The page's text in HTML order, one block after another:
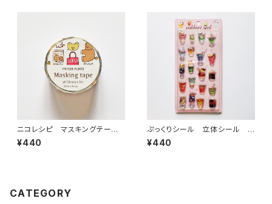
ニコレシピ マスキングテー
プ カバンの中
¥440
ぷっくりシール 立体シール ク
リームソーダ ドリンク
¥440
CATEGORY